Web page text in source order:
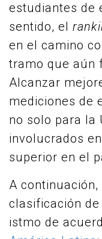
estudiantes de
sentido, el
en el camino
tramo que aún
Alcanzar
mediciones de
no solo para la
involucrados
superior en el
A
clasificación
istmo de